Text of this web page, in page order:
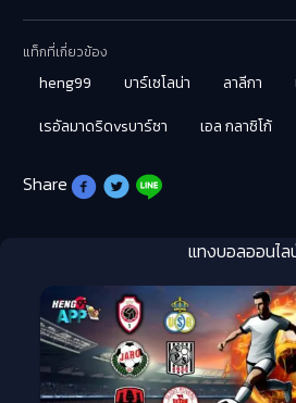
แท็กที่เกี่ยวข้อง
heng99 บาร์เซโลน่า ลาลีกา
เรอัลมาดริดvsบาร์ซา
เอล กลาซิโก้
Share
แทงบอลออนไล